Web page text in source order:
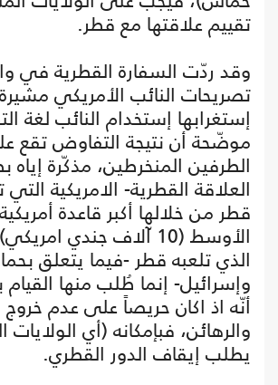
تقييم علاقتها مع قطر.
وقد ردّت السفارة القطرية في
تصريحات النائب الأمريكي
إستغرابها إستخدام النائب لغة
موضّحة أن نتيجة التفاوض تقع
الطرفين المنخرطين، مذكّرة إياه
العلاقة القطرية- الامريكية
قطر من خلالها أكبر قاعدة
الأوسط (10 آلاف جندي
الذي تلعبه قطر -فيما يتعلق
وإسرائيل- إنما طُلب منها القيام
أنّه اذ اكان حريصاً على عدم
والرهائن، فبإمكانه (أي الولايات
يطلب إيقاف الدور القطري.